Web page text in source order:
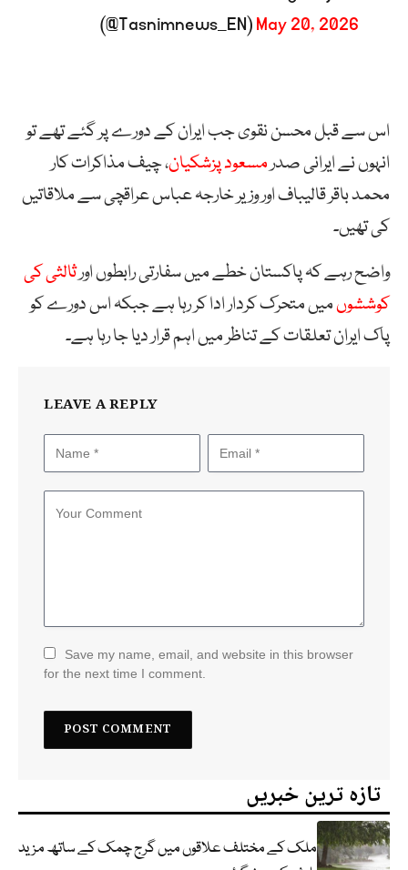
(@Tasnimnews_EN)May 20, 2026
اس سے قبل محسن نقوی جب ایران کے دورے پر گئے تھے تو
انہوں نے ایرانی صدرمسعود پزشکیان، چیف مذاکرات کار
محمد باقر قالیباف اور وزیر خارجہ عباس عراقچی سے ملاقاتیں
کی تھیں۔
واضح رہے کہ پاکستان خطے میں سفارتی رابطوں اورثالثی کی
کوششوںمیں متحرک کردار ادا کر رہا ہے جبکہ اس دورے کو
پاک ایران تعلقات کے تناظر میں اہم قرار دیا جا رہا ہے۔
LEAVE A REPLY
Save my name, email, and website in this browser
for the next time I comment.
تازہ ترین خبریں
ملک کے مختلف علاقوں میں گرج چمک کے ساتھ مزید